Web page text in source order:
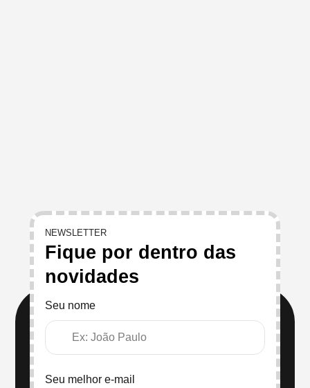
NEWSLETTER
Fique por dentro das
novidades
Seu nome
Seu melhor e-mail